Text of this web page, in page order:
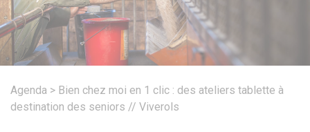
Agenda > Bien chez moi en 1 clic : des ateliers tablette à
destination des seniors // Viverols